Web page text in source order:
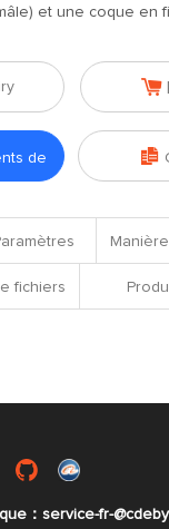
et une coque en

de 
fichiers
：service-fr-